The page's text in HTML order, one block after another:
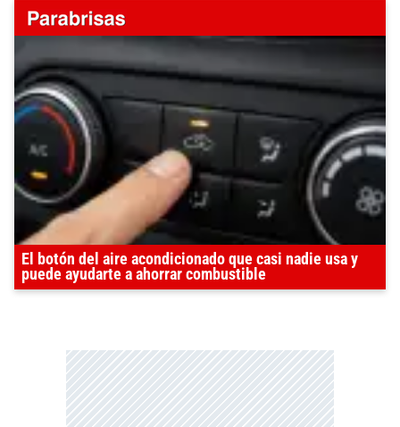
El botón del aire acondicionado que casi nadie usa y
puede ayudarte a ahorrar combustible